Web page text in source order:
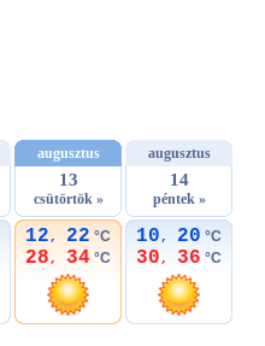
augusztus
13
csütörtök »
12, 22 °C
28, 34 °C
augusztus
14
péntek »
10, 20 °C
30, 36 °C